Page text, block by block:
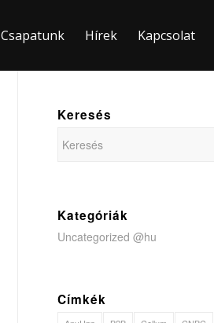
Csapatunk Hírek Kapcsolat
Keresés
Kategóriák
Uncategorized @hu
Címkék